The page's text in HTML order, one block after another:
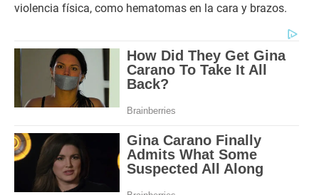
violencia física, como hematomas en la cara y brazos.